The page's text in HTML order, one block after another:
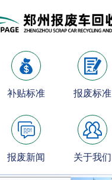
补贴标准 报废标准
报废新闻 关于我们